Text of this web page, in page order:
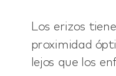
Los erizos
proximidad
lejos que los